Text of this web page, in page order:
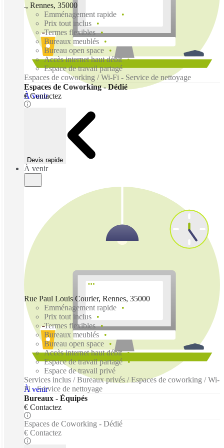
À venir
., Rennes, 35000
Emménagement rapide
Prix tout inclus
Termes flexibles
Bureaux meublés
Bureau open space
Accès internet haut débit
Espace de travail partagé
Espaces de coworking / Wi-Fi - Service de nettoyage
Espaces de Coworking - Dédié
€ Contactez
Devis rapide
À venir
À venir
Rue Paul Louis Courier, Rennes, 35000
Emménagement rapide
Prix tout inclus
Termes flexibles
Bureaux meublés
Bureau open space
Accès internet haut débit
Espace de travail partagé
Espace de travail privé
Services inclus / Bureaux privés / Espaces de coworking / Wi-
Fi - Service de nettoyage
Bureaux - Équipés
€ Contactez
Espaces de Coworking - Dédié
€ Contactez